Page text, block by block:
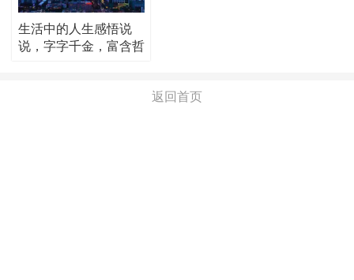
生活中的人生感悟说
说，字字千金，富含哲
返回首页